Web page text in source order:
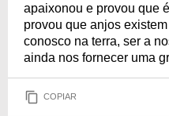
apaixonou e provou que
provou que anjos
conosco na terra, ser a
ainda nos fornecer uma
COPIAR